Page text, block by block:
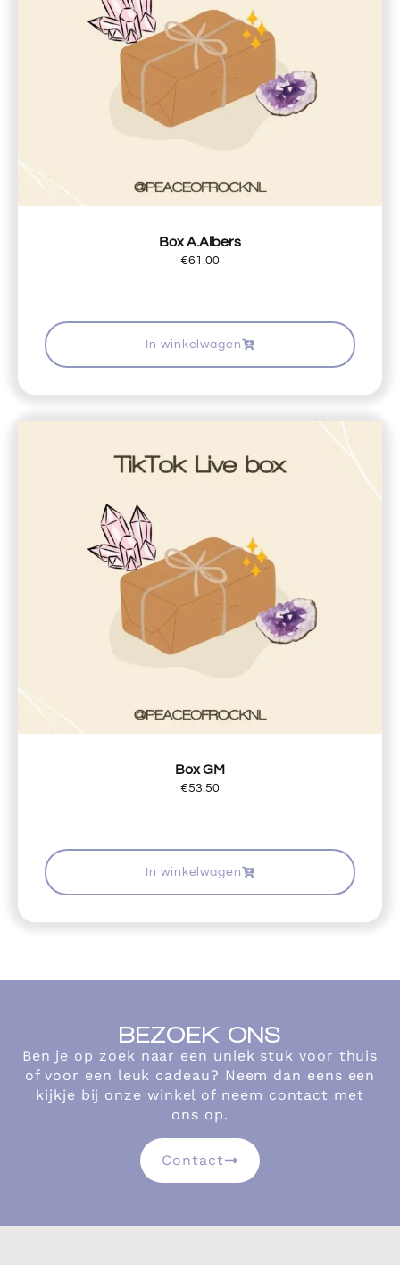
Box A.Albers
€61.00
In winkelwagen
Box GM
€53.50
In winkelwagen
BEZOEK ONS
Ben je op zoek naar een uniek stuk voor thuis
of voor een leuk cadeau? Neem dan eens een
kijkje bij onze winkel of neem contact met
ons op.
Contact